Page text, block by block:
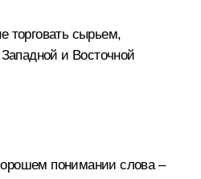
торговать сырьем,
и Восточной
понимании слова –